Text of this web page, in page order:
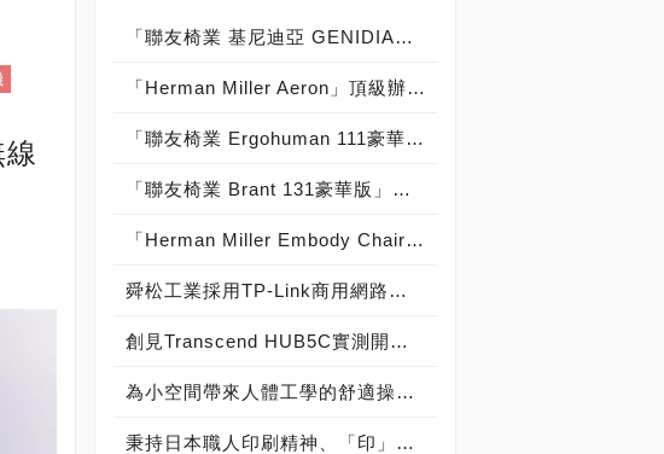
「聯友椅業 基尼迪亞 GENIDIA」電競椅實測開箱，「電影 港劇 使徒行者 寒戰II 郭富城 御用座椅」承重120KG 賽車造型人體工學辦公椅中的玩家精品！
「Herman Miller Aeron」頂級辦公椅實測開箱，「Marvel電影 美劇 鋼鐵人 美國隊長 御用座椅」承重136KG/159KG 玩家級人體工學電腦椅中的頂尖之作！
「聯友椅業 Ergohuman 111豪華版」辦公椅實測開箱，「承重120KG Matrex 美製網」人體工學布網 電腦椅中的優質精品！
「聯友椅業 Brant 131豪華版」辦公椅實測開箱，「承重150KG Martex 美製網」候鳥椅背衣架造型人體工學電腦椅！
「Herman Miller Embody Chair」時尚辦公椅實測開箱，「電影 露西 Lucy 史嘉蕾 喬韓森 御用座椅」承重136KG 優雅造型與人體工學電腦椅中的優質精品！
舜松工業採用TP-Link商用網路！啟動黑雲軟體 ERP MES 進行數位轉型，ITMan! LAB.專業規劃施工 打造塑膠射出業智慧工廠！
創見Transcend HUB5C實測開箱，六合一多功能USB 3.2 Gen 2 Type-C集線器 傳輸、充電一氣呵成！
為小空間帶來人體工學的舒適操作，Logitech Ergo M575無線軌跡球開箱
秉持日本職人印刷精神、「印」實力不設限，Brother MFC-T920DW商用無線傳真事務機開箱動手玩